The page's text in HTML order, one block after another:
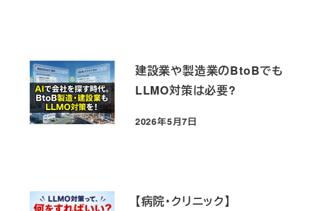
建設業や製造業のBtoBでも
LLMO対策は必要?
投稿日
2026年5月7日
【病院・クリニック】